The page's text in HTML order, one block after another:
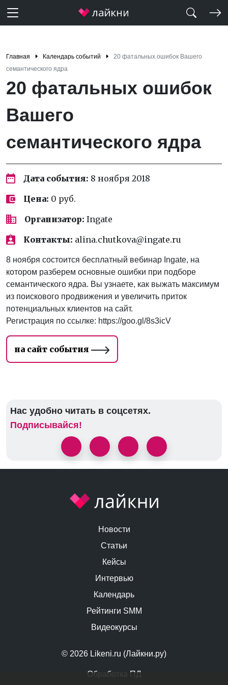
Главная Календарь событий
20 фатальных ошибок Вашего
семантического ядра
20 фатальных ошибок
Вашего
семантического ядра
Дата события: 8 ноября 2018
Цена: 0 руб.
Организатор: Ingate
Контакты: alina.chutkova@ingate.ru
8 ноября состоится бесплатный вебинар Ingate, на
котором разберем основные ошибки при подборе
семантического ядра. Вы узнаете, как выжать максимум
из поискового продвижения и увеличить приток
потенциальных клиентов на сайт.
Регистрация по ссылке: https://goo.gl/8s3icV
на сайт события
Нас удобно читать в соцсетях.
Подписывайся!
© 2026 Likeni.ru (Лайкни.ру)
Обработка ПД
Новости
Статьи
Кейсы
Интервью
Календарь
Рейтинги SMM
Видеокурсы